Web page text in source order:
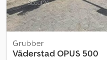
Grubber
Väderstad OPUS 500